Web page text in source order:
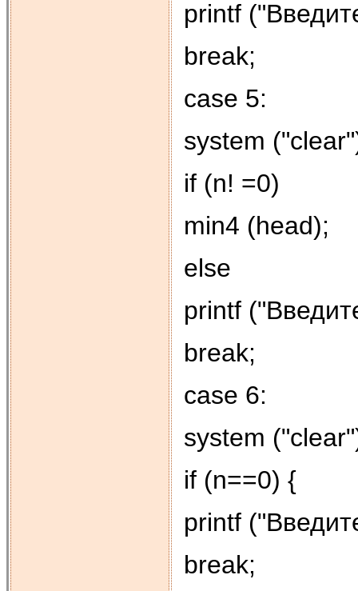
printf
break;
case 5:
system
if (n! =0)
min4 (head);
else
printf
break;
case 6:
system
if (n==0) {
printf
break;